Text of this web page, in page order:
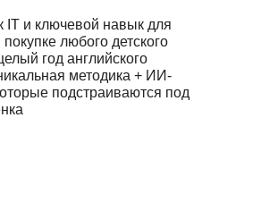
IT и ключевой навык для
любого детского
год английского
методика + ИИ-
подстраиваются под